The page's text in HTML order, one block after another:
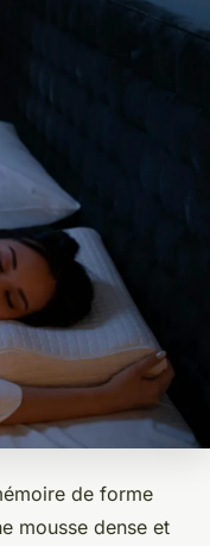
de forme
mousse dense et